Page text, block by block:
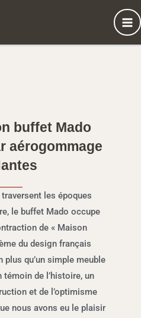
buffet Mado
aérogommage
les époques
le buffet Mado occupe
de « Maison
du design français
plus qu’un simple meuble
témoin de l’histoire, un
et de l’optimisme
nous avons eu le plaisir